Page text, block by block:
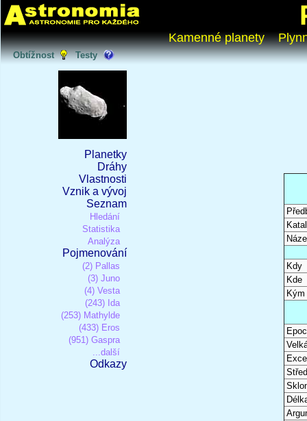
Kamenné planety
Obtížnost Testy
Planetky
Dráhy
Vlastnosti
Vznik a vývoj
Seznam
Hledání
Statistika
Analýza
Pojmenování
(2) Pallas
(3) Juno
(4) Vesta
(243) Ida
(253) Mathylde
(433) Eros
(951) Gaspra
...další
Odkazy
Kdy
Kde
Kým